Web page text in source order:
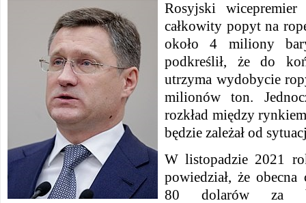
Rosyjski
całkowity popyt na
około 4 miliony
podkreślił, że do
utrzyma wydobycie
milionów ton.
rozkład między
będzie zależał od
W listopadzie 2021
powiedział, że
80 dolarów za